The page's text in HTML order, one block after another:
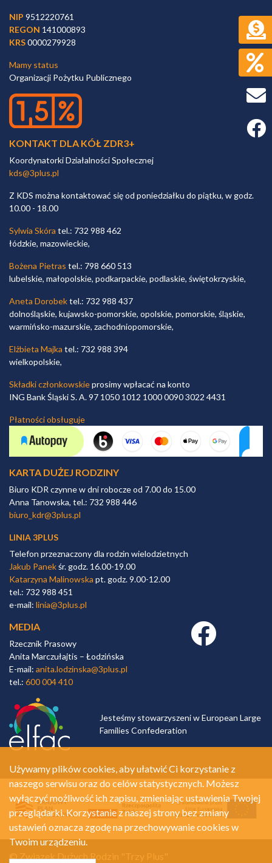
NIP 9512220761
REGON 141000893
KRS0000279928
Mamy status
Organizacji Pożytku Publicznego
KONTAKT DLA KÓŁ ZDR3+
Koordynatorki Działalności Społecznej
kds@3plus.pl
Z KDS można kontaktować się od poniedziałku do piątku, w godz.
10.00 - 18.00
Sylwia Skóra tel.: 732 988 462
łódzkie, mazowieckie,
Bożena Pietras tel.: 798 660 513
lubelskie, małopolskie, podkarpackie, podlaskie, świętokrzyskie,
Aneta Dorobektel.: 732 988 437
dolnośląskie, kujawsko-pomorskie, opolskie, pomorskie, śląskie,
warmińsko-mazurskie, zachodniopomorskie,
Elżbieta Majka tel.: 732 988 394
wielkopolskie,
Składki członkowskieprosimy wpłacać na konto
ING Bank Śląski S. A. 97 1050 1012 1000 0090 3022 4431
Płatności obsługuje
KARTA DUŻEJ RODZINY
Biuro KDR czynne w dni robocze od 7.00 do 15.00
Anna Tanowska, tel.: 732 988 446
biuro_kdr@3plus.pl
LINIA 3PLUS
Telefon przeznaczony dla rodzin wielodzietnych
Jakub Panekśr. godz. 16.00-19.00
Katarzyna Malinowska pt. godz. 9.00-12.00
tel.: 732 988 451
e-mail: linia@3plus.pl
MEDIA
Rzecznik Prasowy
Anita Marczułajtis – Łodzińska
E-mail: anita.lodzinska@3plus.pl
tel.: 600 004 410
Facebook link
Jesteśmy stowarzyszeni w European Large
Families Confederation
© Związek Dużych Rodzin "Trzy Plus"
Używamy plików cookies, aby ułatwić Ci korzystanie z
naszego serwisu oraz do celów statystycznych. Możesz
wyłączyć możliwość ich zapisu, zmieniając ustawienia Twojej
przeglądarki. Korzystanie z naszej strony bez zmiany
ustawień oznacza zgodę na przechowywanie cookies w
Twoim urządzeniu.